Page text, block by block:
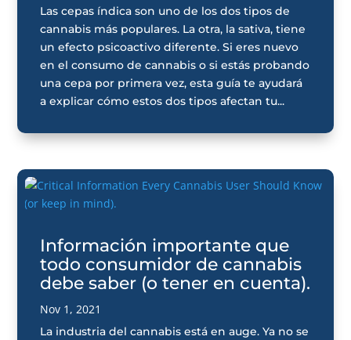
Las cepas índica son uno de los dos tipos de
cannabis más populares. La otra, la sativa, tiene
un efecto psicoactivo diferente. Si eres nuevo
en el consumo de cannabis o si estás probando
una cepa por primera vez, esta guía te ayudará
a explicar cómo estos dos tipos afectan tu...
Información importante que
todo consumidor de cannabis
debe saber (o tener en cuenta).
Nov 1, 2021
La industria del cannabis está en auge. Ya no se